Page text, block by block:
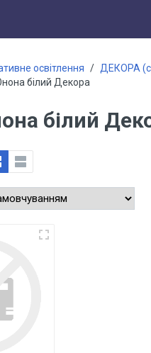
освітлення / ДЕКОРА
білий Декора
білий